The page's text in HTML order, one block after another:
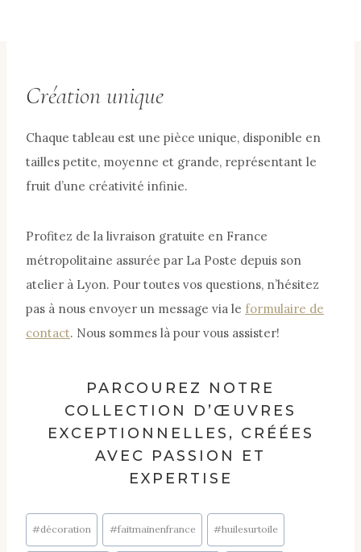
Création unique
Chaque tableau est une pièce unique, disponible en
tailles petite, moyenne et grande, représentant le
fruit d’une créativité infinie.
Profitez de la livraison gratuite en France
métropolitaine assurée par La Poste depuis son
atelier à Lyon. Pour toutes vos questions, n’hésitez
pas à nous envoyer un message via le formulaire de
contact. Nous sommes là pour vous assister!
PARCOUREZ NOTRE
COLLECTION D’ŒUVRES
EXCEPTIONNELLES, CRÉÉES
AVEC PASSION ET
EXPERTISE
Étiquettes
de
#décoration #faitmainenfrance #huilesurtoile